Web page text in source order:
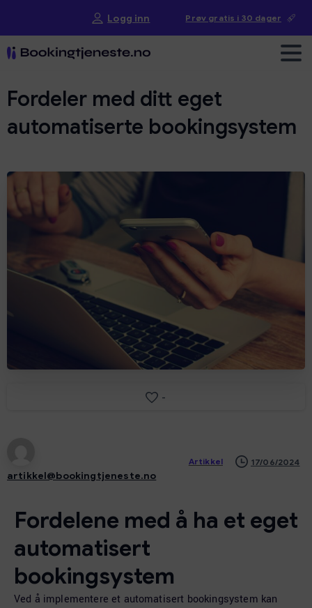
Logg inn Prøv gratis i 30 dager
Fordeler med ditt eget
automatiserte bookingsystem
-
artikkel@bookingtjeneste.no
Artikkel 17/06/2024
Fordelene med å ha et eget
automatisert
bookingsystem
Ved å implementere et automatisert bookingsystem kan